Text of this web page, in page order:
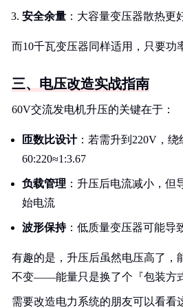
安全余量 ：大容量变压器散热更
而10千瓦变压器同样适用，只要功
三、电压改造实战指南
60V交流发电机升压的关键在于：
匝数比设计：若需升到220V，绕
60:220≈1:3.67
负载管理 ：升压后电流减小，但
始电流
波形保持：低质量变压器可能导
有趣的是，升压后虽然电压高了，
不变——能量只是换了个『包装方
需要改造电力系统的朋友可以看看